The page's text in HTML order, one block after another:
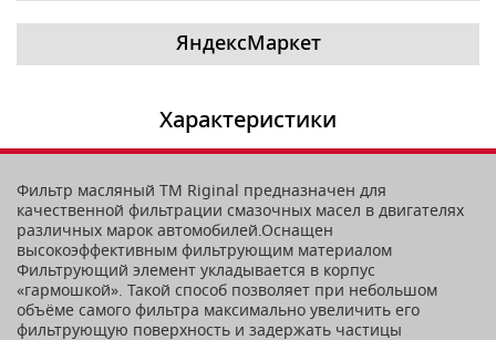
ЯндексМаркет
Характеристики
Фильтр масляный ТМ Riginal предназначен для
качественной фильтрации смазочных масел в двигателях
различных марок автомобилей.Оснащен
высокоэффективным фильтрующим материалом
Фильтрующий элемент укладывается в корпус
«гармошкой». Такой способ позволяет при небольшом
объёме самого фильтра максимально увеличить его
фильтрующую поверхность и задержать частицы